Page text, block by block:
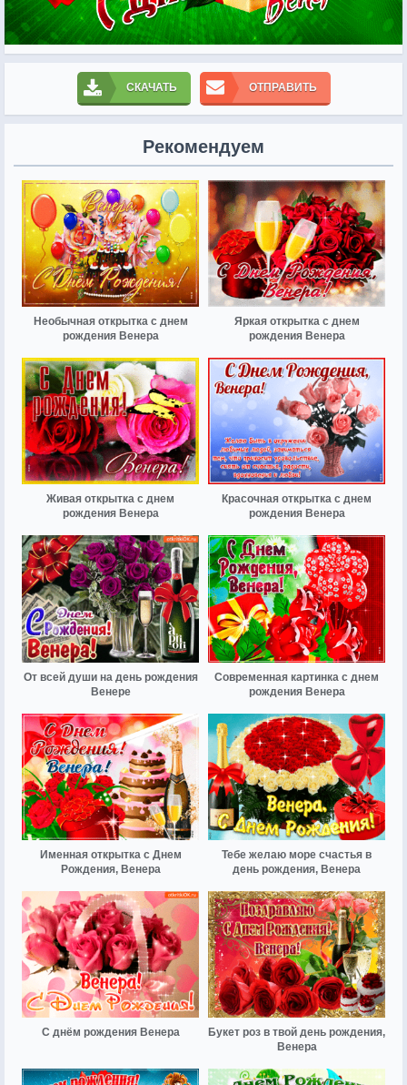
СКАЧАТЬ ОТПРАВИТЬ
Рекомендуем
Необычная открытка с днем
рождения Венера
Яркая открытка с днем
рождения Венера
Живая открытка с днем
рождения Венера
Красочная открытка с днем
рождения Венера
От всей души на день рождения
Венере
Современная картинка с днем
рождения Венера
Именная открытка с Днем
Рождения, Венера
Тебе желаю море счастья в
день рождения, Венера
С днём рождения Венера
Букет роз в твой день рождения,
Венера